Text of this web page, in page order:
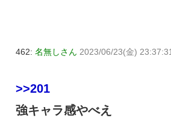
462: 名無しさん 2023/06/23(金)
>>201
強キャラ感やべえ